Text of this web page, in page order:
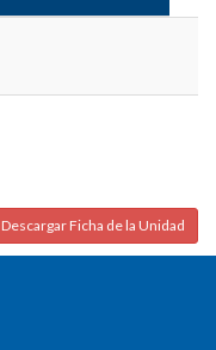
Descargar Ficha de la Unidad